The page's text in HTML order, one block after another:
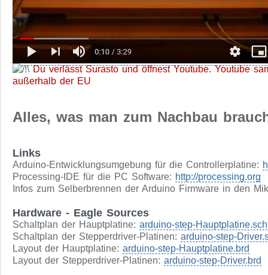
Du verlässt Surasto und öffnest Youtube. Youtube
außerhalb der EU
Alles, was man zum Nachbau
Links
Arduino-Entwicklungsumgebung für die Controllerplatine:
Processing-IDE für die PC Software: http://processing.org
Infos zum Selberbrennen der Arduino Firmware in den
Hardware - Eagle Sources
Schaltplan der Hauptplatine: arduino-step-Hauptplatine.sch
Schaltplan der Stepperdriver-Platinen: arduino-step-
Layout der Hauptplatine: arduino-step-Hauptplatine.brd
Layout der Stepperdriver-Platinen: arduino-step-Driver.brd